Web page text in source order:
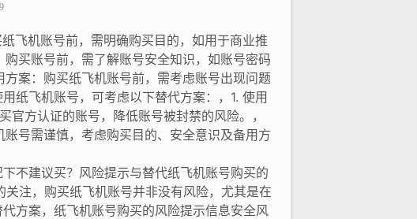
飞机账号前，需明确购买目的，如用于商业推
买账号前，需了解账号安全知识，如账号密码
案：购买纸飞机账号前，需考虑账号出现问题
纸飞机账号，可考虑以下替代方案：，1. 使用
方认证的账号，降低账号被封禁的风险。，
号需谨慎，考虑购买目的、安全意识及备用方
不建议买？风险提示与替代纸飞机账号购买的
注，购买纸飞机账号并非没有风险，尤其是在
方案，纸飞机账号购买的风险提示信息安全风